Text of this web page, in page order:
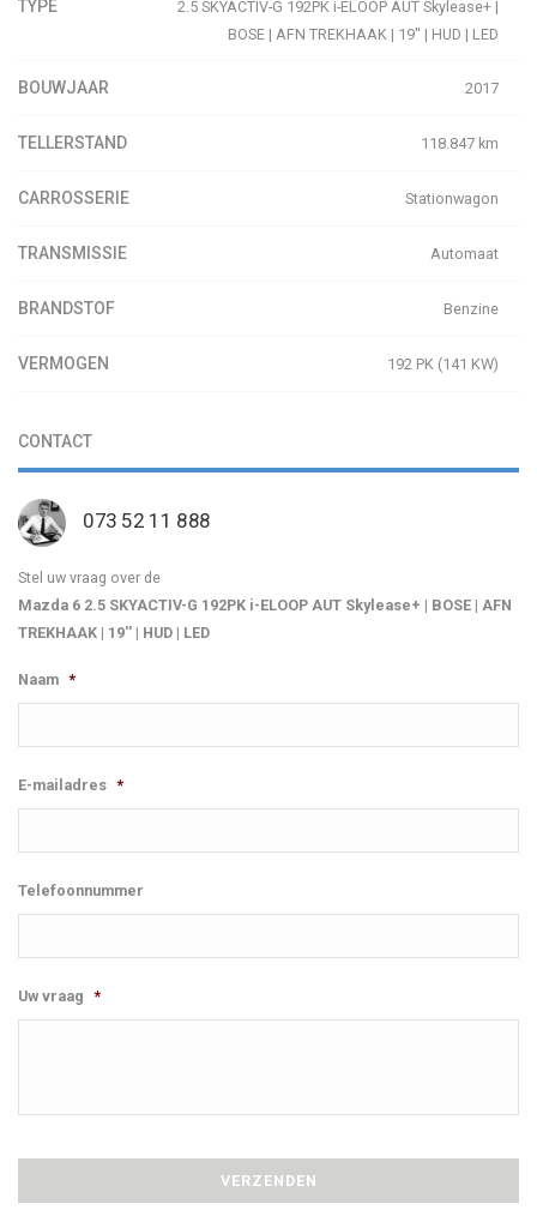
TYPE
2.5 SKYACTIV-G 192PK i-ELOOP AUT Skylease+ |
BOSE | AFN TREKHAAK | 19'' | HUD | LED
BOUWJAAR 2017
TELLERSTAND 118.847 km
CARROSSERIE Stationwagon
TRANSMISSIE Automaat
BRANDSTOF Benzine
VERMOGEN 192 PK (141 KW)
CONTACT
073 52 11 888
Stel uw vraag over de
Mazda 6 2.5 SKYACTIV-G 192PK i-ELOOP AUT Skylease+ | BOSE | AFN
TREKHAAK | 19'' | HUD | LED
Naam *
E-mailadres *
Telefoonnummer
Uw vraag *